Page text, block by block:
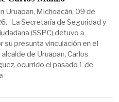
Uruapan, Michoacán, 09 de
La Secretaría de Seguridad y
(SSPC) detuvo a
su presunta vinculación en el
de Uruapan, Carlos
ocurrido el pasado 1 de